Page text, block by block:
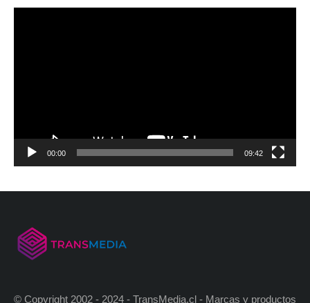
00:00 09:42
© Copyright 2002 - 2024 - TransMedia.cl - Marcas y productos